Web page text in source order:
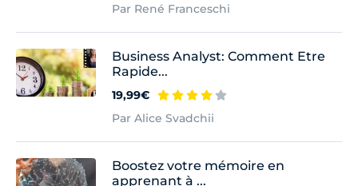
Par René Franceschi
Business Analyst: Comment Etre
Rapide...
19,99€
Par Alice Svadchii
Boostez votre mémoire en
apprenant à ...